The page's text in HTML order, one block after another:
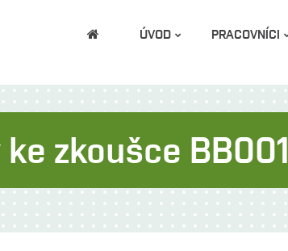
ÚVOD PRACOVNÍCI
zkoušce BB001